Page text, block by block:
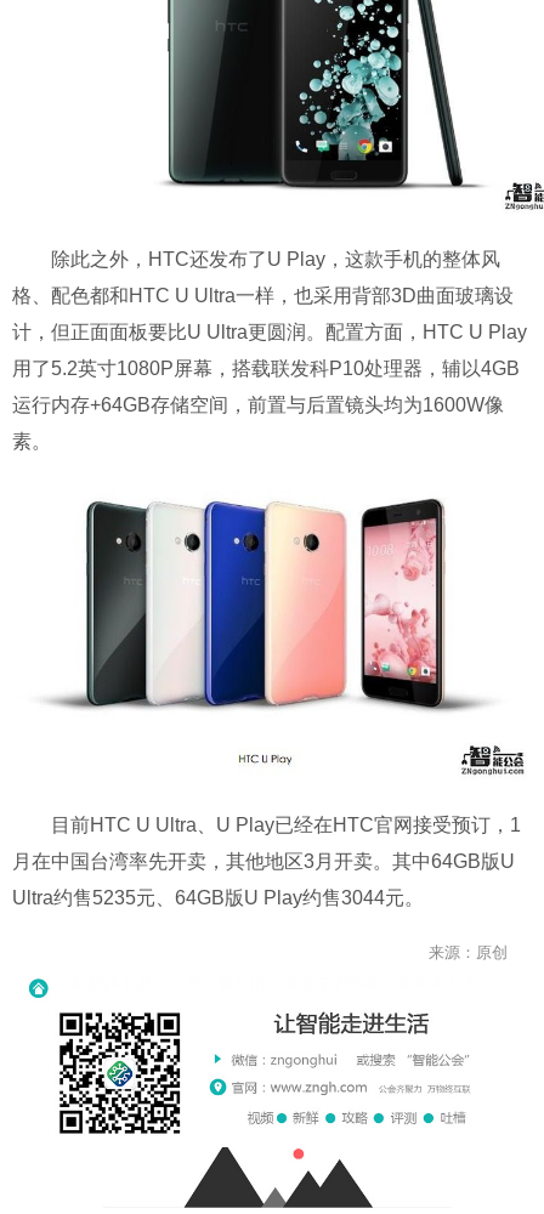
除此之外，HTC还发布了U Play，这款手机的整体风
格、配色都和HTC U Ultra一样，也采用背部3D曲面玻璃设
计，但正面面板要比U Ultra更圆润。配置方面，HTC U Play
用了5.2英寸1080P屏幕，搭载联发科P10处理器，辅以4GB
运行内存+64GB存储空间，前置与后置镜头均为1600W像
素。
目前HTC U Ultra、U Play已经在HTC官网接受预订，1
月在中国台湾率先开卖，其他地区3月开卖。其中64GB版U
Ultra约售5235元、64GB版U Play约售3044元。
来源：原创